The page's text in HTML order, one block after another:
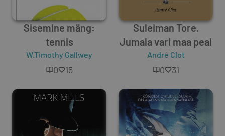
Sisemine mäng:
tennis
W.Timothy Gallwey
0 15
Suleiman Tore.
Jumala vari maa peal
André Clot
0 31